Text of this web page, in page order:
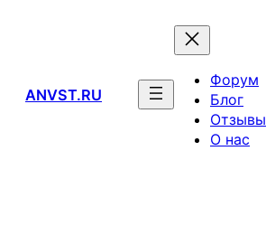
ANVST.RU
Форум
Блог
Отзывы
О нас